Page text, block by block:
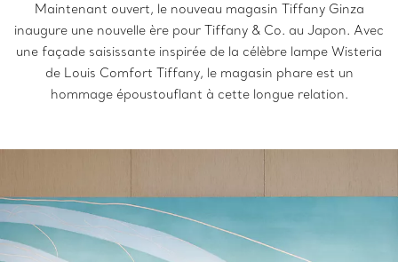
Maintenant ouvert, le nouveau magasin Tiffany Ginza
inaugure une nouvelle ère pour Tiffany & Co. au Japon. Avec
une façade saisissante inspirée de la célèbre lampe Wisteria
de Louis Comfort Tiffany, le magasin phare est un
hommage époustouflant à cette longue relation.